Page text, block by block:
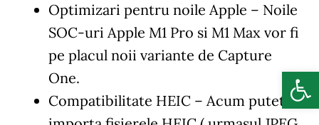
Optimizari pentru noile Apple – Noile
SOC-uri Apple M1 Pro si M1 Max vor fi
pe placul noii variante de Capture
One.
Compatibilitate HEIC – Acum puteti